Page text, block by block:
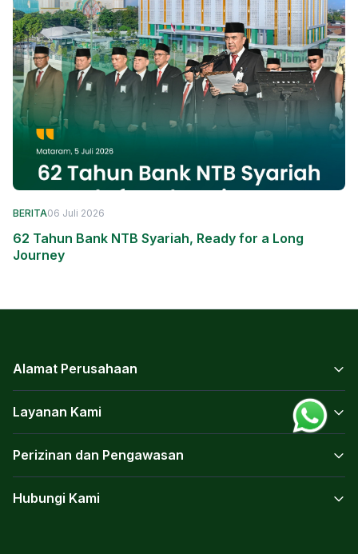
BERITA06 Juli 2026
62 Tahun Bank NTB Syariah, Ready for a Long
Journey
Alamat Perusahaan
Layanan Kami
Perizinan dan Pengawasan
Hubungi Kami